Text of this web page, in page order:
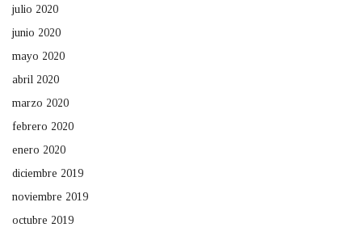
julio 2020
junio 2020
mayo 2020
abril 2020
marzo 2020
febrero 2020
enero 2020
diciembre 2019
noviembre 2019
octubre 2019